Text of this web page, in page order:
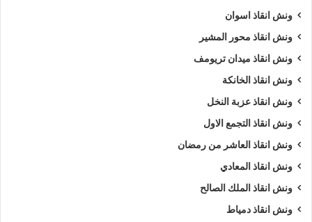
ونش انقاذ اسوان
ونش انقاذ محور المشير
ونش انقاذ ميدان تريومف
ونش انقاذ الخانكة
ونش انقاذ عزبة النخل
ونش انقاذ التجمع الاول
ونش انقاذ العاشر من رمضان
ونش انقاذ المعادي
ونش انقاذ الملك الصالح
ونش انقاذ دمياط